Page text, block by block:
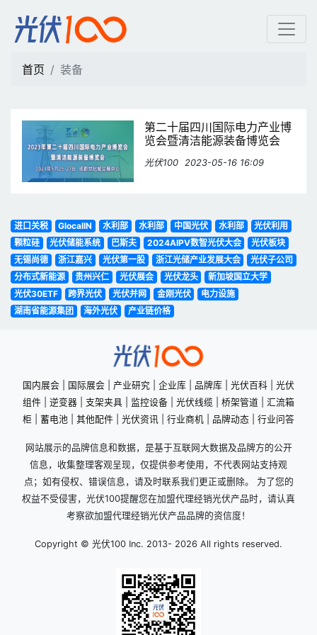
装备 | 光伏100
首页 装备
第二十届四川国际电力产业博
览会暨清洁能源装备博览会
光伏100 2023-05-16 16:09
进口关税 GlocalIN 水利部 水利部 中国光伏 水利部
光伏利用
颗粒硅
光伏储能系统 巴斯夫 2024AIPV数智光伏大会
光伏板块
无锡尚德
浙江嘉兴 光伏第一股 浙江光储产业发展大会
光伏子公司
分布式新能源
贵州兴仁 光伏展会 光伏龙头
新加坡国立大学
光伏30ETF
跨界光伏 光伏并网 金刚光伏
电力设施
湖南省能源集团
海外光伏 产业链价格
国内展会 国际展会 产业研究 企业库 品牌库 光伏百科
光伏
组件
逆变器 支架夹具 监控设备 光伏线缆 桥架管道
汇流箱
柜
蓄电池 其他配件 光伏资讯 行业商机 品牌动态 行业问答
网站展示的品牌信息和数据，是基于互联网大数据及品牌方的公开
信息，收集整理客观呈现，仅提供参考使用，不代表网站支持观
点；如有侵权、错误信息，请及时联系我们更正或删除。 为了您的
权益不受侵害，光伏100提醒您在加盟代理经销光伏产品时，请认真
考察欲加盟代理经销光伏产品品牌的资信度！
Copyright © 光伏100 Inc. 2013- 2026 All rights reserved.